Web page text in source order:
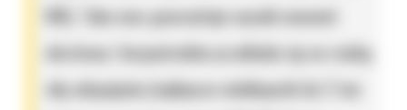
KM). Taka moc gwarantuje wysoki moment
obrotowy i bezpośrednio przekłada się na realną
siłę odspajania (najlepsze minikoparki do 2 ton